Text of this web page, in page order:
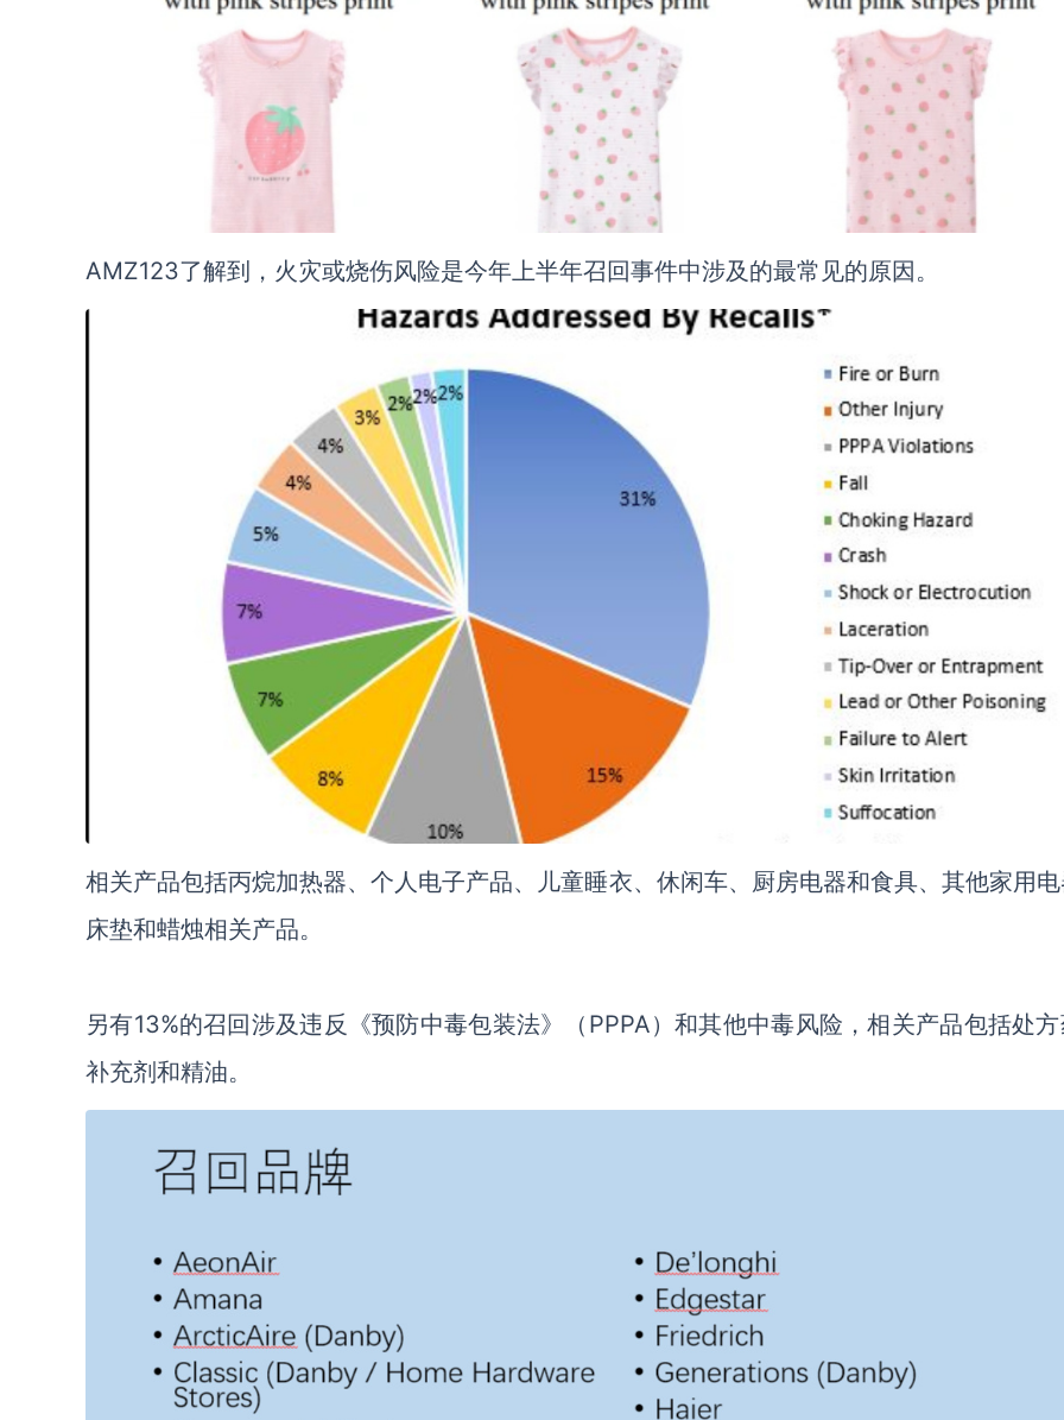
AMZ123了解到，火灾或烧伤风险是今年上半年召回事件中涉及的最常见的原因。
相关产品包括丙烷加热器、个人电子产品、儿童睡衣、休闲车、厨房电器和食具、其他家用
床垫和蜡烛相关产品。
另有13%的召回涉及违反《预防中毒包装法》（PPPA）和其他中毒风险，相关产品包括处
补充剂和精油。